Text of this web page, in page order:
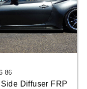
86
Diffuser FRP